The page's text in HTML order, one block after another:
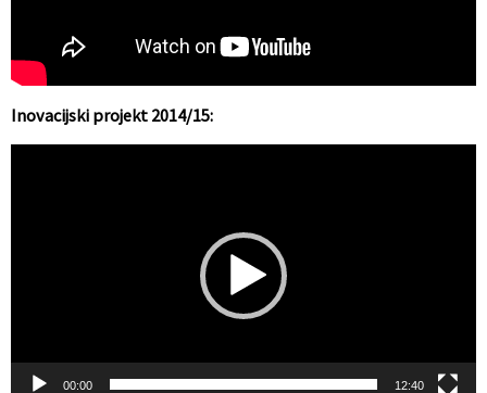
Inovacijski projekt 2014/15:
00:00 12:40